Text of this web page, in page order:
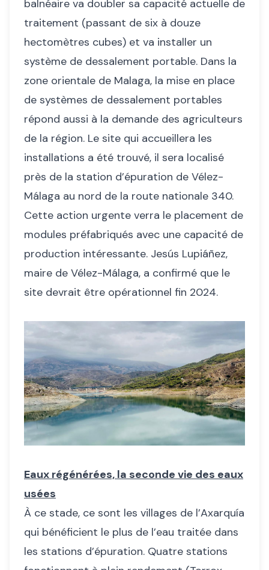
balnéaire va doubler sa capacité actuelle de
traitement (passant de six à douze
hectomètres cubes) et va installer un
système de dessalement portable. Dans la
zone orientale de Malaga, la mise en place
de systèmes de dessalement portables
répond aussi à la demande des agriculteurs
de la région. Le site qui accueillera les
installations a été trouvé, il sera localisé
près de la station d’épuration de Vélez-
Málaga au nord de la route nationale 340.
Cette action urgente verra le placement de
modules préfabriqués avec une capacité de
production intéressante. Jesús Lupiáñez,
maire de Vélez-Málaga, a confirmé que le
site devrait être opérationnel fin 2024.
Eaux régénérées, la seconde vie des eaux
usées
À ce stade, ce sont les villages de l’Axarquía
qui bénéficient le plus de l’eau traitée dans
les stations d’épuration. Quatre stations